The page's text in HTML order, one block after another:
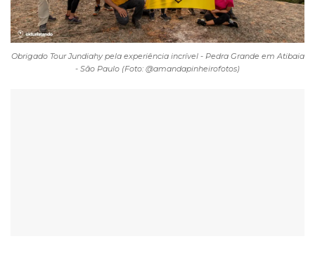
Obrigado Tour Jundiahy pela experiência incrível - Pedra Grande em Atibaia
- São Paulo (Foto: @amandapinheirofotos)